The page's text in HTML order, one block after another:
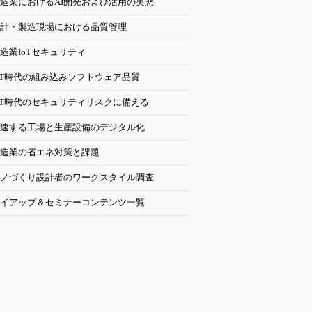
・製造現場における品質管理
業IoTセキュリティ
時代の組み込みソフトウェア品質
時代のセキュリティリスクに備える
する工場と生産設備のデジタル化
業の省エネ対策と課題
づくり設計者のワークスタイル調査
アップ＆セミナーコンテンツ一覧